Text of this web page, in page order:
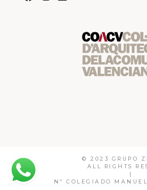
© 2023 GRUPO
ALL RIGHTS
Nº COLEGIADO